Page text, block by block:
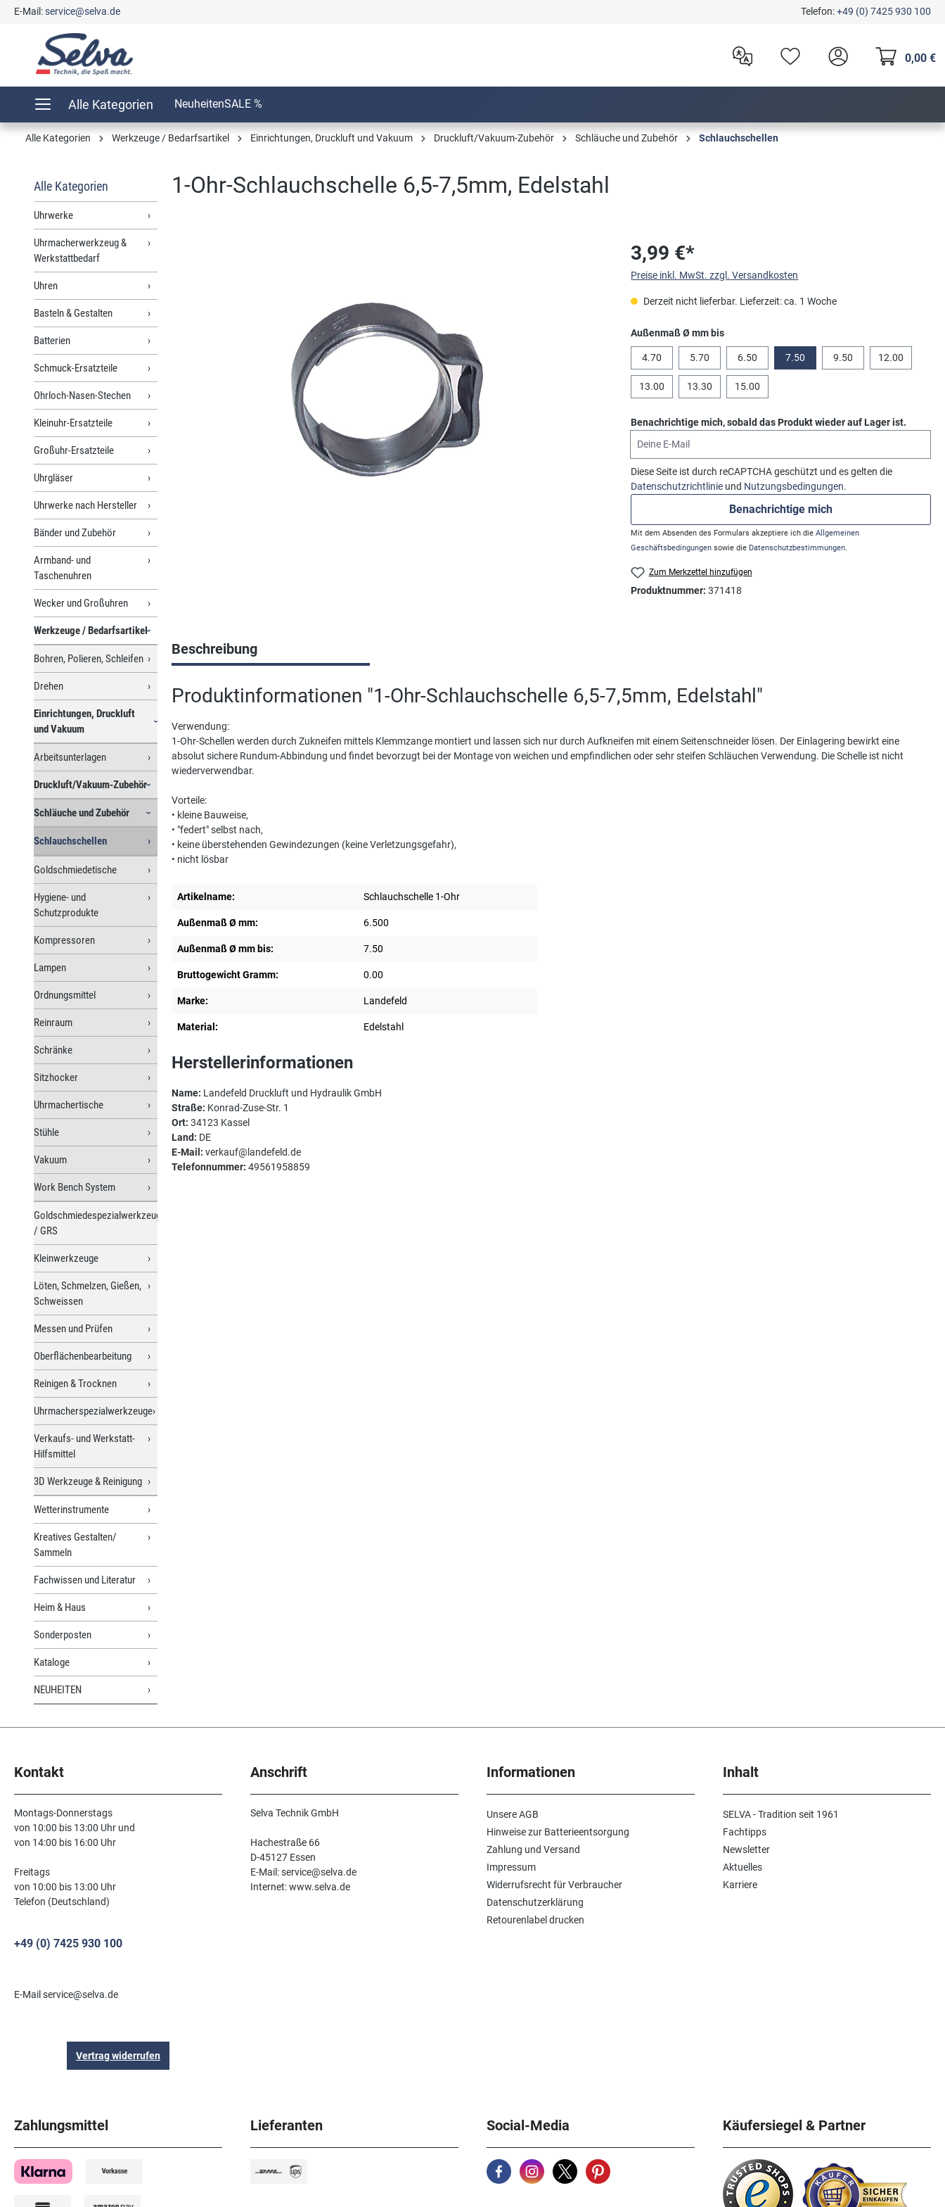
Zur Hauptnavigation springen
E-Mail:service@selva.de Telefon:+49 (0) 7425 930 100
0,00 €
Alle Kategorien NeuheitenSALE %
Alle Kategorien Werkzeuge / Bedarfsartikel Einrichtungen, Druckluft und Vakuum Druckluft/Vakuum-Zubehör Schläuche und Zubehör Schlauchschellen
Alle Kategorien
Uhrwerke
Uhrmacherwerkzeug &
Werkstattbedarf
Uhren
Basteln & Gestalten
Batterien
Schmuck-Ersatzteile
Ohrloch-Nasen-Stechen
Kleinuhr-Ersatzteile
Großuhr-Ersatzteile
Uhrgläser
Uhrwerke nach Hersteller
Bänder und Zubehör
Armband- und
Taschenuhren
Wecker und Großuhren
Werkzeuge / Bedarfsartikel
Bohren, Polieren, Schleifen
Drehen
Einrichtungen, Druckluft
und Vakuum
Arbeitsunterlagen
Druckluft/Vakuum-Zubehör
Schläuche und Zubehör
Schlauchschellen
Goldschmiedetische
Hygiene- und
Schutzprodukte
Kompressoren
Lampen
Ordnungsmittel
Reinraum
Schränke
Sitzhocker
Uhrmachertische
Stühle
Vakuum
Work Bench System
Goldschmiedespezialwerkzeuge
/ GRS
Kleinwerkzeuge
Löten, Schmelzen, Gießen,
Schweissen
Messen und Prüfen
Oberflächenbearbeitung
Reinigen & Trocknen
Uhrmacherspezialwerkzeuge
Verkaufs- und Werkstatt-
Hilfsmittel
3D Werkzeuge & Reinigung
Wetterinstrumente
Kreatives Gestalten/
Sammeln
Fachwissen und Literatur
Heim & Haus
Sonderposten
Kataloge
NEUHEITEN
1-Ohr-Schlauchschelle 6,5-7,5mm, Edelstahl
3,99 €*
Preise inkl. MwSt. zzgl. Versandkosten
Derzeit nicht lieferbar. Lieferzeit: ca. 1 Woche
Außenmaß Ø mm bisauswählen
4.70 5.70 6.50 7.50 9.50 12.00
13.00 13.30 15.00
Benachrichtige mich, sobald das Produkt wieder auf Lager ist.
Diese Seite ist durch reCAPTCHA geschützt und es gelten die
Datenschutzrichtlinie und Nutzungsbedingungen.
Benachrichtige mich
Mit dem Absenden des Formulars akzeptiere ich dieAllgemeinen
Geschäftsbedingungen sowie die Datenschutzbestimmungen
Zum Merkzettel hinzufügen
Produktnummer:371418
Beschreibung
Produktinformationen "1-Ohr-Schlauchschelle 6,5-7,5mm, Edelstahl"
Verwendung:
1-Ohr-Schellen werden durch Zukneifen mittels Klemmzange montiert und lassen sich nur durch Aufkneifen mit einem Seitenschneider lösen. Der Einlagering bewirkt eine
absolut sichere Rundum-Abbindung und findet bevorzugt bei der Montage von weichen und empfindlichen oder sehr steifen Schläuchen Verwendung. Die Schelle ist nicht
wiederverwendbar.
Vorteile:
• kleine Bauweise,
• "federt" selbst nach,
• keine überstehenden Gewindezungen (keine Verletzungsgefahr),
• nicht lösbar
Artikelname: Schlauchschelle 1-Ohr
Außenmaß Ø mm: 6.500
Außenmaß Ø mm bis: 7.50
Bruttogewicht Gramm: 0.00
Marke: Landefeld
Material: Edelstahl
Herstellerinformationen
Name: Landefeld Druckluft und Hydraulik GmbH
Straße: Konrad-Zuse-Str. 1
Ort: 34123 Kassel
Land: DE
E-Mail: verkauf@landefeld.de
Telefonnummer: 49561958859
Kontakt
Montags-Donnerstags
von 10:00 bis 13:00 Uhr und
von 14:00 bis 16:00 Uhr
Freitags
von 10:00 bis 13:00 Uhr
Telefon (Deutschland)
+49 (0) 7425 930 100
E-Mail service@selva.de
Vertrag widerrufen
Anschrift
Selva Technik GmbH
Hachestraße 66
D-45127 Essen
E-Mail: service@selva.de
Internet: www.selva.de
Informationen
Unsere AGB
Hinweise zur Batterieentsorgung
Zahlung und Versand
Impressum
Widerrufsrecht für Verbraucher
Datenschutzerklärung
Retourenlabel drucken
Inhalt
SELVA - Tradition seit 1961
Fachtipps
Newsletter
Aktuelles
Karriere
Zahlungsmittel Lieferanten Social-Media Käufersiegel & Partner